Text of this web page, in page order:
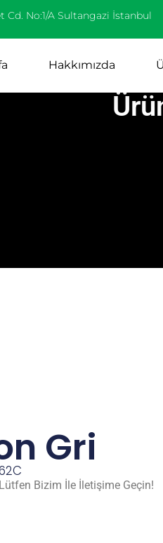
No:1/A Sultangazi İstanbul
Hakkımızda
Gri
Bizim İle İletişime Geçin!